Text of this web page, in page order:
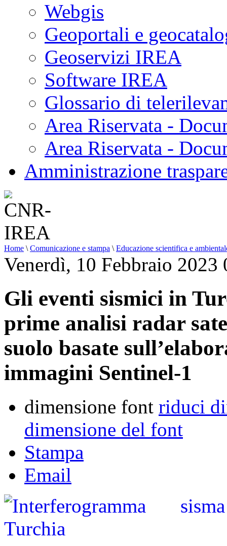
Webgis
Geoportali e
Geoservizi IREA
Software IREA
Glossario di
Area Riservata -
Area Riservata -
Amministrazione
Home \ Comunicazione e stampa \ Educazione scientifica e
Venerdì, 10 Febbraio 2023
Gli eventi sismici in
prime analisi radar
suolo basate
immagini Sentinel-1
dimensione font riduci
dimensione del font
Stampa
Email